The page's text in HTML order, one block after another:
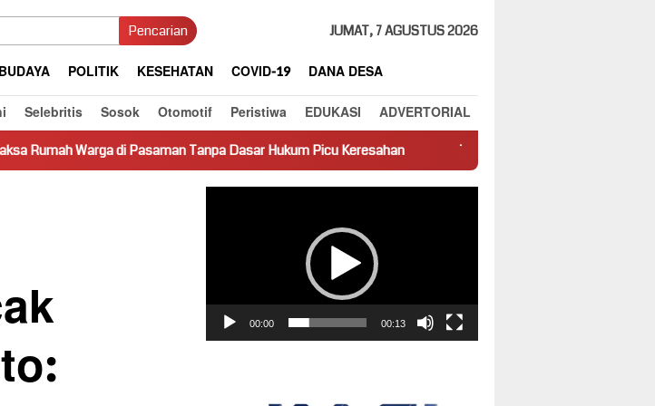
Pencarian JUMAT, 7 AGUSTUS 2026
BUDAYA POLITIK KESEHATAN COVID-19
DANA DESA
Selebritis Sosok Otomotif Peristiwa EDUKASI ADVERTORIAL
Pasaman Tanpa Dasar Hukum Picu Keresahan Truk Miring Hambat Arus Lalu Lintas di Jalan
00:00 00:13